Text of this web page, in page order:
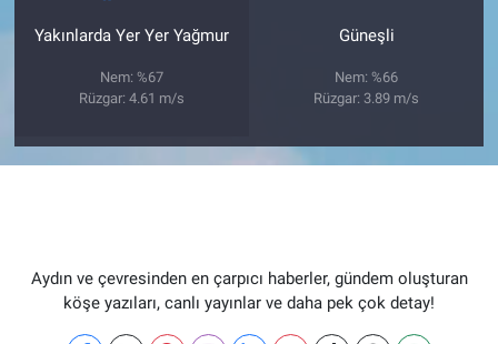
Yakınlarda Yer Yer Yağmur
Nem: %67
Rüzgar: 4.61 m/s
Güneşli
Nem: %66
Rüzgar: 3.89 m/s
Aydın ve çevresinden en çarpıcı haberler, gündem oluşturan
köşe yazıları, canlı yayınlar ve daha pek çok detay!